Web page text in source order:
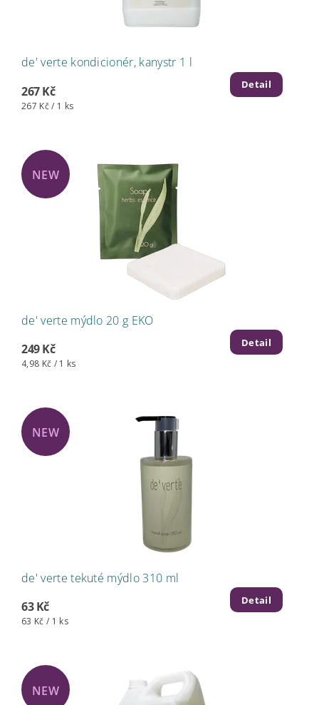
de' verte kondicionér, kanystr 1 l
267 Kč
267 Kč / 1 ks
Detail
NEW
de' verte mýdlo 20 g EKO
249 Kč
4,98 Kč / 1 ks
Detail
NEW
de' verte tekuté mýdlo 310 ml
63 Kč
63 Kč / 1 ks
Detail
NEW